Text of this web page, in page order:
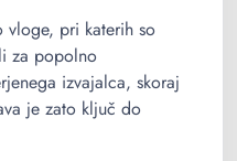
vloge, pri katerih so
za popolno
izvajalca, skoraj
je zato ključ do